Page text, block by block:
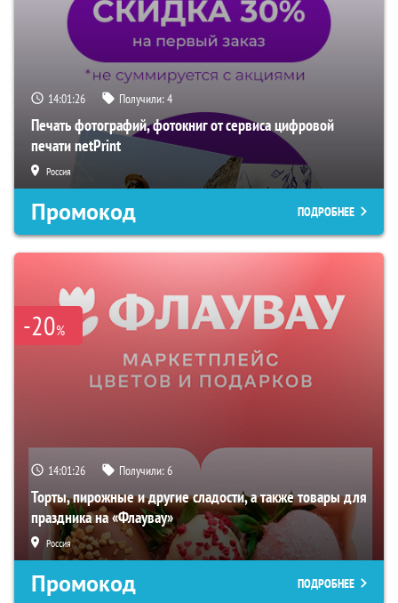
14:01:25 Получили:4
Печать фотографий, фотокниг от сервиса цифровой
печати netPrint
Россия
Промокод ПОДРОБНЕЕ
-20%
14:01:25 Получили:6
Торты, пирожные и другие сладости, а также товары для
праздника на «Флаувау»
Россия
Промокод ПОДРОБНЕЕ